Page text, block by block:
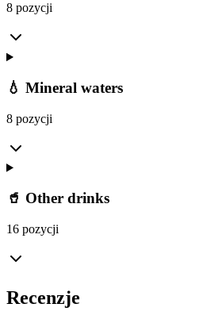
8 pozycji
💧 Mineral waters
8 pozycji
🥤 Other drinks
16 pozycji
Recenzje